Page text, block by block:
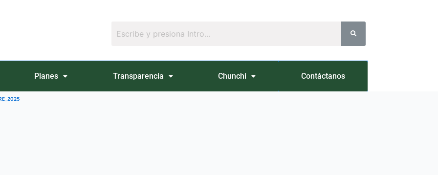
Planes Transparencia Chunchi Contáctanos